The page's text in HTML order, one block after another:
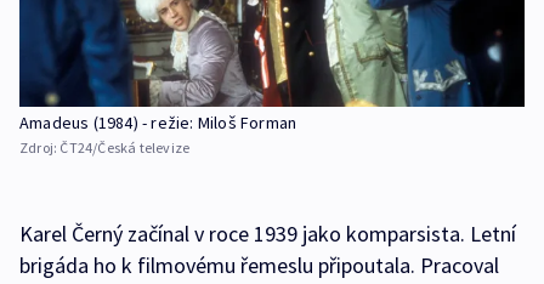
Amadeus (1984) - režie: Miloš Forman
Zdroj: ČT24/Česká televize
Karel Černý začínal v roce 1939 jako komparsista. Letní
brigáda ho k filmovému řemeslu připoutala. Pracoval